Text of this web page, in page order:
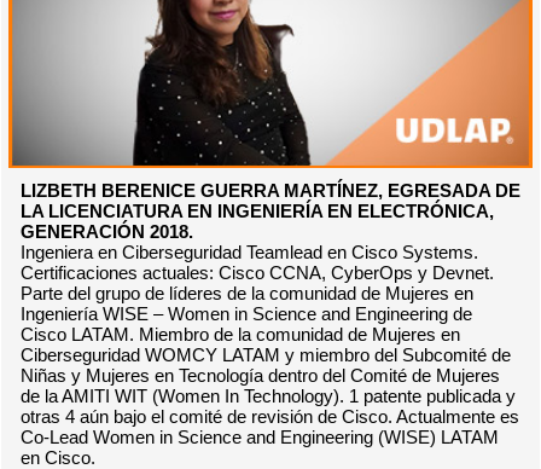
LIZBETH BERENICE GUERRA MARTÍNEZ, EGRESADA DE
LA LICENCIATURA EN INGENIERÍA EN ELECTRÓNICA,
GENERACIÓN 2018.
Ingeniera en Ciberseguridad Teamlead en Cisco Systems.
Certificaciones actuales: Cisco CCNA, CyberOps y Devnet.
Parte del grupo de líderes de la comunidad de Mujeres en
Ingeniería WISE – Women in Science and Engineering de
Cisco LATAM. Miembro de la comunidad de Mujeres en
Ciberseguridad WOMCY LATAM y miembro del Subcomité de
Niñas y Mujeres en Tecnología dentro del Comité de Mujeres
de la AMITI WIT (Women In Technology). 1 patente publicada y
otras 4 aún bajo el comité de revisión de Cisco. Actualmente es
Co-Lead Women in Science and Engineering (WISE) LATAM
en Cisco.